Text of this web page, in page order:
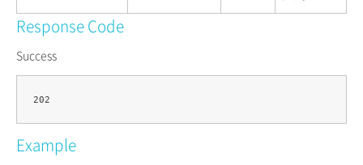
Response Code
Success
Example